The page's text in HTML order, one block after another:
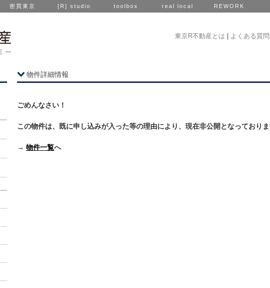
密買東京 [R] studio toolbox real local REWORK
東京R不動産とは よくある質問
物件詳細情報
ごめんなさい！
この物件は、既に申し込みが入った等の理由により、現在非公開となっておりま
→ 物件一覧へ